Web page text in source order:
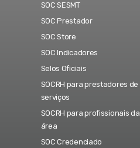
SOC SESMT
SOC Prestador
SOC Store
SOC Indicadores
Selos Oficiais
SOCRH para prestadores de
serviços
SOCRH para profissionais da
área
SOC Credenciado